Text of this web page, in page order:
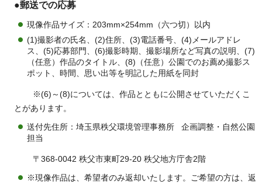
●郵送での応募
現像作品サイズ：203mm×254mm（六つ切）以内
(1)撮影者の氏名、(2)住所、(3)電話番号、(4)メールアドレ
ス、(5)応募部門、(6)撮影時期、撮影場所など写真の説明、(7)
（任意）作品のタイトル、(8)（任意）公園でのお薦め撮影ス
ポット、時間、思い出等を明記した用紙を同封
※(6)～(8)については、作品とともに公開させていただくこ
とがあります。
送付先住所：埼玉県秩父環境管理事務所 企画調整・自然公園
担当
〒368-0042 秩父市東町29-20 秩父地方庁舎2階
※現像作品は、希望者のみ返却いたします。ご希望の方は、返